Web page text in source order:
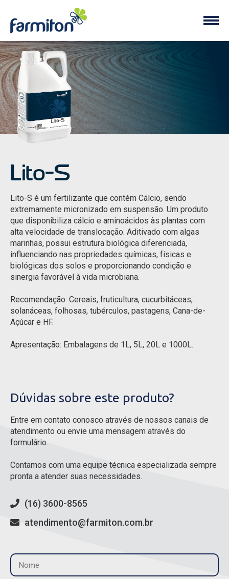
Lito-S
Lito-S é um fertilizante que contém Cálcio, sendo
extremamente micronizado em suspensão. Um produto
que disponibiliza cálcio e aminoácidos às plantas com
alta velocidade de translocação. Aditivado com algas
marinhas, possui estrutura biológica diferenciada,
influenciando nas propriedades químicas, físicas e
biológicas dos solos e proporcionando condição e
sinergia favorável à vida microbiana.
Recomendação: Cereais, fruticultura, cucurbitáceas,
solanáceas, folhosas, tubérculos, pastagens, Cana-de-
Açúcar e HF.
Apresentação: Embalagens de 1L, 5L, 20L e 1000L.
Dúvidas sobre este produto?
Entre em contato conosco através de nossos canais de
atendimento ou envie uma mensagem através do
formulário.
Contamos com uma equipe técnica especializada sempre
pronta a atender suas necessidades.
(16) 3600-8565
atendimento@farmiton.com.br